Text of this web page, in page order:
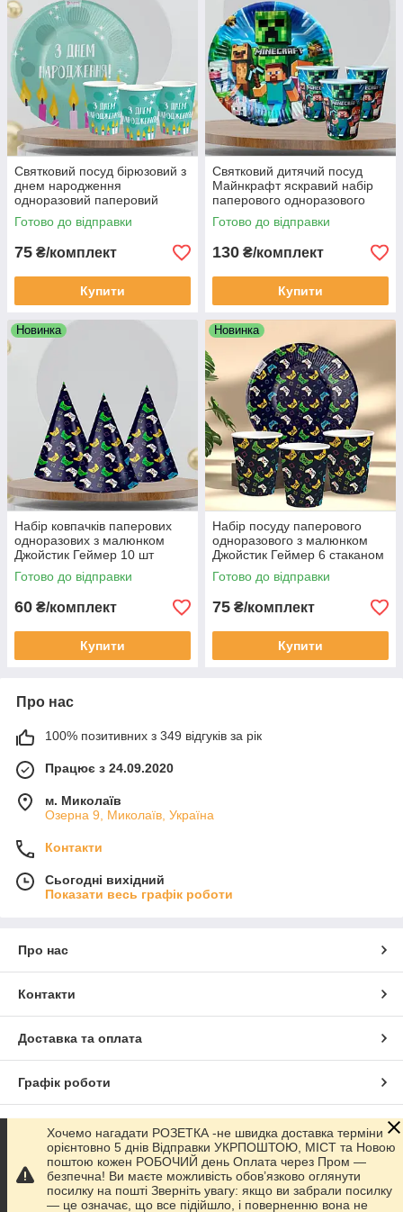
Святковий посуд бірюзовий з
днем народження
одноразовий паперовий
набір 6 тарілок 6 стаканчиків
Готово до відправки
75 ₴/комплект
Купити
Святковий дитячий посуд
Майнкрафт яскравий набір
паперового одноразового
посуду 10 тарілок 10
стаканчиків
Готово до відправки
130 ₴/комплект
Купити
Новинка
Набір ковпачків паперових
одноразових з малюнком
Джойстик Геймер 10 шт
Готово до відправки
60 ₴/комплект
Купити
Новинка
Набір посуду паперового
одноразового з малюнком
Джойстик Геймер 6 стаканом
6 тарілок
Готово до відправки
75 ₴/комплект
Купити
Про нас
100% позитивних з 349 відгуків за рік
Працює з 24.09.2020
м. Миколаїв
Озерна 9, Миколаїв, Україна
Контакти
Сьогодні вихідний
Показати весь графік роботи
Про нас
Контакти
Доставка та оплата
Графік роботи
Повна версія сайту
Сайт створено на маркетплейсіProm.ua
Хочемо нагадати РОЗЕТКА -не швидка доставка терміни
орієнтовно 5 днів Відправки УКРПОШТОЮ, МІСТ та Новою
поштою кожен РОБОЧИЙ день Оплата через Пром —
безпечна! Ви маєте можливість обов’язково оглянути
посилку на пошті Зверніть увагу: якщо ви забрали посилку
— це означає, що все підійшло, і поверненню вона не